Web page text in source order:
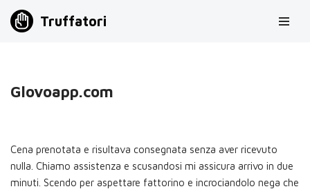
Truffatori
Glovoapp.com
Cena prenotata e risultava consegnata senza aver ricevuto
nulla. Chiamo assistenza e scusandosi mi assicura arrivo in due
minuti. Scendo per aspettare fattorino e incrociandolo nega che